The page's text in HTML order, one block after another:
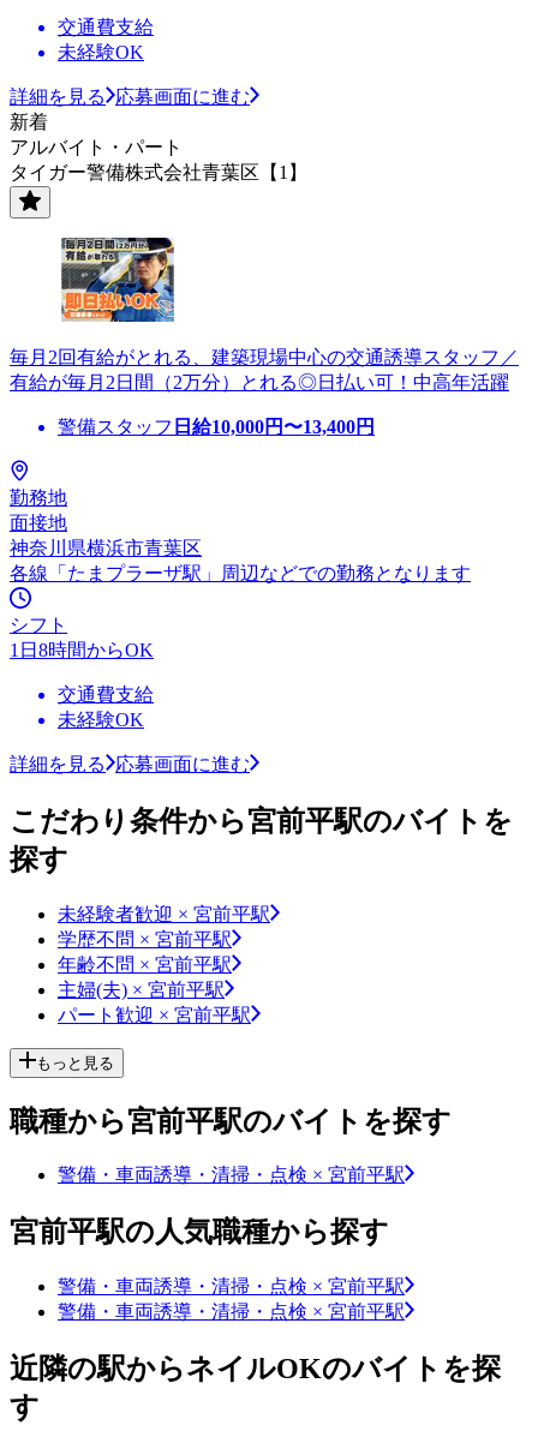
交通費支給
未経験OK
詳細を見る
応募画面に進む
新着
アルバイト・パート
タイガー警備株式会社青葉区【1】
毎月2回有給がとれる、建築現場中心の交通誘導スタッフ／
有給が毎月2日間（2万分）とれる◎日払い可！中高年活躍
警備スタッフ 日給10,000円〜13,400円
勤務地
面接地
神奈川県横浜市青葉区
各線「たまプラーザ駅」周辺などでの勤務となります
シフト
1日8時間からOK
交通費支給
未経験OK
詳細を見る 応募画面に進む
こだわり条件から宮前平駅のバイトを
探す
未経験者歓迎 × 宮前平駅
学歴不問 × 宮前平駅
年齢不問 × 宮前平駅
主婦(夫) × 宮前平駅
パート歓迎 × 宮前平駅
もっと見る
職種から宮前平駅のバイトを探す
警備・車両誘導・清掃・点検 × 宮前平駅
宮前平駅の人気職種から探す
警備・車両誘導・清掃・点検 × 宮前平駅
警備・車両誘導・清掃・点検 × 宮前平駅
近隣の駅からネイルOKのバイトを探
す